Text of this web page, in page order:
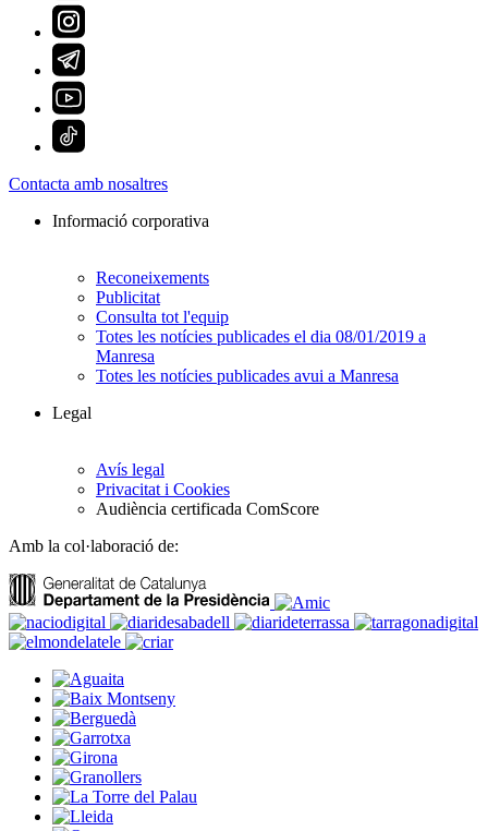
Contacta amb nosaltres
Informació corporativa
Reconeixements
Publicitat
Consulta tot l'equip
Totes les notícies publicades el dia 08/01/2019 a
Manresa
Totes les notícies publicades avui a Manresa
Legal
Avís legal
Privacitat i Cookies
Audiència certificada ComScore
Amb la col·laboració de: